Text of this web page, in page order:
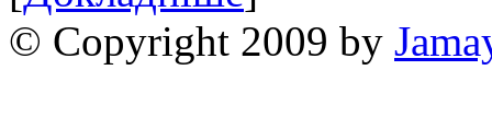
© Copyright 2009 by